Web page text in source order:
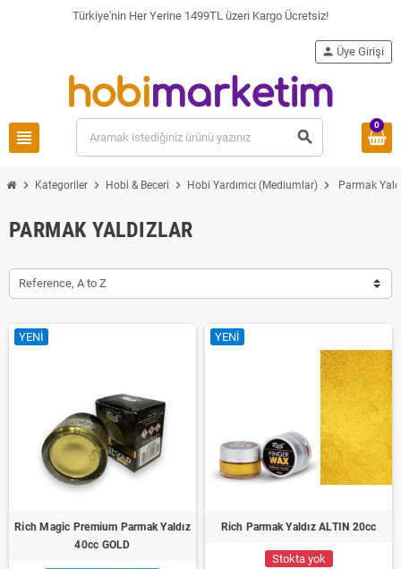
Türkiye'nin Her Yerine 1499TL üzeri Kargo Ücretsiz!
view_headline search
person Üye Girişi
0
chevron_right Kategoriler chevron_right Hobi & Beceri chevron_right Hobi Yardımcı (Mediumlar) chevron_right Parmak
PARMAK YALDIZLAR
Reference, A to Z
YENI
Rich Magic Premium Parmak Yaldız
40cc GOLD
YENI
Rich Parmak Yaldız ALTIN 20cc
Stokta yok